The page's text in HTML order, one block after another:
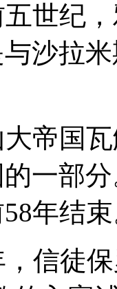
世纪
沙拉
帝国
一部
年结
，信徒